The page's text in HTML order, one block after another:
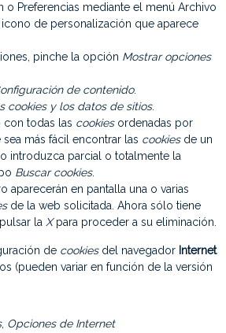
o Preferencias mediante el menú Archivo
de personalización que aparece
pinche la opción Mostrar opciones
de contenido.
cookiesy los datos de sitios.
con todas las cookiesordenadas por
más fácil encontrar las cookiesde un
introduzca parcial o totalmente la
Buscar cookies.
aparecerán en pantalla una o varias
de la web solicitada. Ahora sólo tiene
la Xpara proceder a su eliminación.
de cookiesdel navegador Internet
(pueden variar en función de la versión
, Opciones de Internet